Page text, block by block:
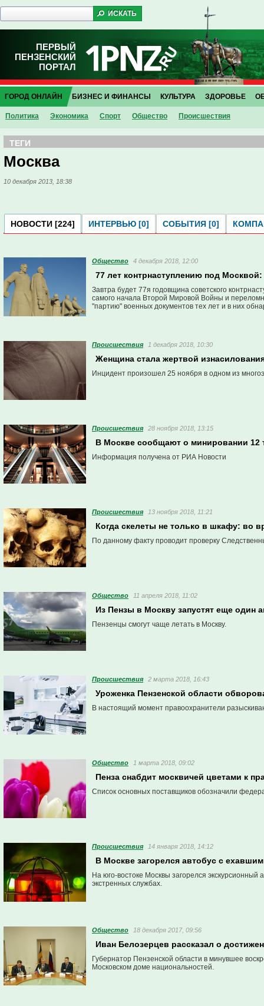
ПЕРВЫЙ
ПЕНЗЕНСКИЙ
ПОРТАЛ
ГОРОД ОНЛАЙН
Политика Экономика Спорт Общество Проиcшествия
БИЗНЕС И ФИНАНСЫ КУЛЬТУРА ЗДОРОВЬЕ
ТЕГИ
Москва
10 декабря 2013, 18:38
НОВОСТИ [224] ИНТЕРВЬЮ [0] СОБЫТИЯ [0]
Общество 4 декабря 2018, 12:00
77 лет контрнаступлению под
Завтра будет 77я годовщина советского
самого начала Второй Мировой Войны и
"партию" военных документов тех лет и в них
Проиcшествия 1 декабря 2018, 10:30
Женщина стала жертвой
Инцидент произошел 25 ноября в одном из
Проиcшествия 28 ноября 2018, 13:15
В Москве сообщают о минировании 12
Информация получена от РИА Новости
Проиcшествия 13 ноября 2018, 11:21
Когда скелеты не только в шкафу: во
По данному факту проводит проверку
Общество 11 апреля 2018, 11:02
Из Пензы в Москву запустят еще один
Пензенцы смогут чаще летать в Москву.
Проиcшествия 2 марта 2018, 16:43
Уроженка Пензенской области
В настоящий момент правоохранители
Общество 1 марта 2018, 09:02
Пенза снабдит москвичей цветами к
Список основных поставщиков обозначили
Проиcшествия 14 января 2018, 14:12
В Москве загорелся автобус с
На юго-востоке Москвы загорелся
экстренных службах.
Общество 18 декабря 2017, 09:56
Иван Белозерцев рассказал о
Губернатор Пензенской области в минувшее
Московском доме национальностей.